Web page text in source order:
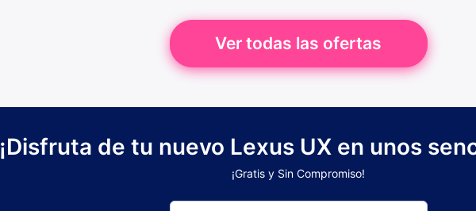
Ver todas las ofertas
¡Disfruta de tu nuevo Lexus UX en unos
¡Gratis y Sin Compromiso!